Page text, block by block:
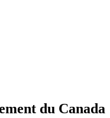
du Canada